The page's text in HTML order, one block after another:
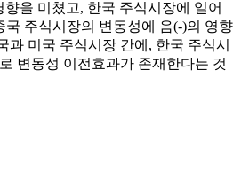
을 미쳤고, 한국 주식시장에 일어
국 주식시장의 변동성에 음(-)의 영향
과 미국 주식시장 간에, 한국 주식시
변동성 이전효과가 존재한다는 것